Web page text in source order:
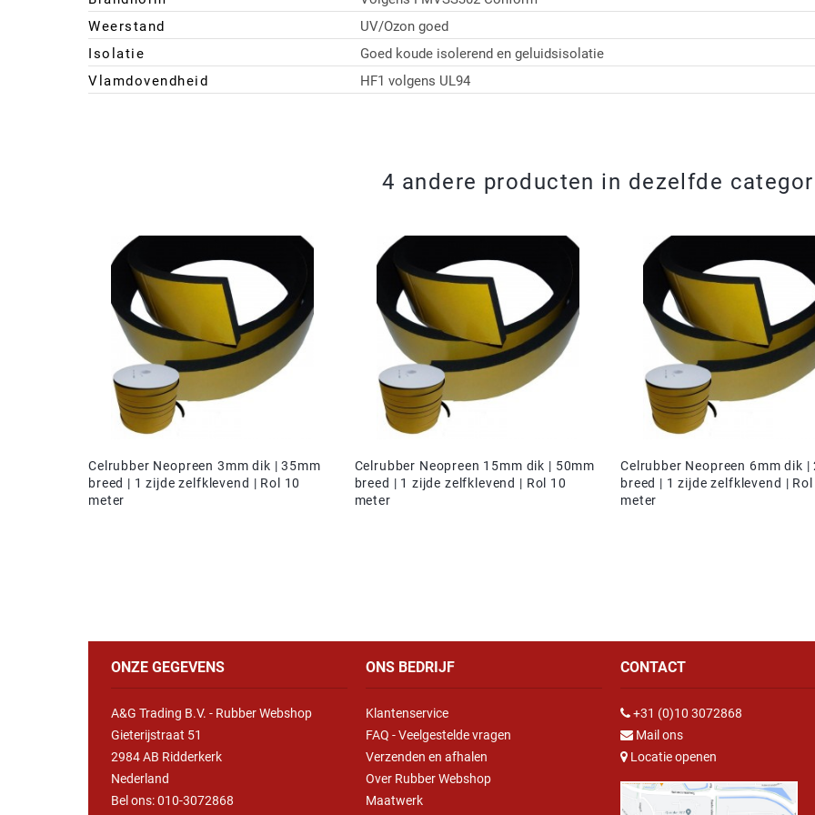
Weerstand
UV/Ozon goed
Isolatie
Goed koude isolerend en geluidsisolatie
Vlamdovendheid
HF1 volgens UL94
4 andere producten in dezelfde
Celrubber Neopreen 3mm dik | 35mm
breed | 1 zijde zelfklevend | Rol 10
meter
Celrubber Neopreen 15mm dik | 50mm
breed | 1 zijde zelfklevend | Rol 10
meter
Celrubber Neopreen 6mm dik |
breed | 1 zijde zelfklevend |
meter
ONZE GEGEVENS
A&G Trading B.V. - Rubber Webshop
Gieterijstraat 51
2984 AB Ridderkerk
Nederland
Bel ons:010-3072868
ONS BEDRIJF
Klantenservice
FAQ - Veelgestelde vragen
Verzenden en afhalen
Over Rubber Webshop
Maatwerk
CONTACT
+31 (0)10 3072868
Mail ons
Locatie openen